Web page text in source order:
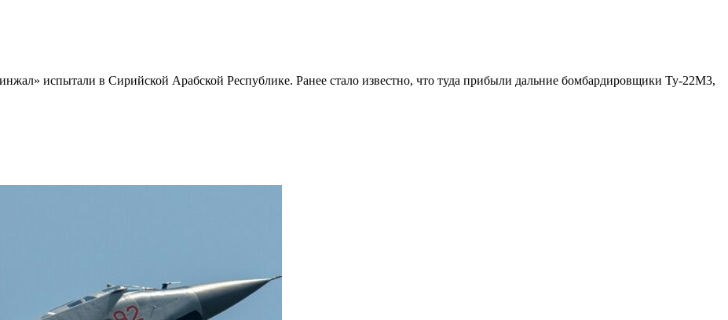
испытали в Сирийской Арабской Республике. Ранее стало известно, что туда прибыли дальние бомбардировщики Ту-22М3,